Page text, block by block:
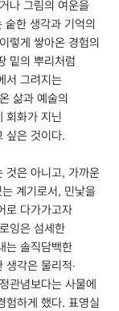
나 그림의 여운을
한 생각과 기억의
렇게 쌓아온 경험의
밑의 뿌리처럼
서 그려지는
삶과 예술의
회화가 지닌
싶은 것이다.
것은 아니고, 가까운
계기로서, 민낯을
로 다가가고자
잉은 섬세한
는 솔직담백한
생각은 물리적‧
관념보다는 사물에
험하게 했다. 표영실